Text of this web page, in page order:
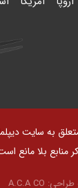
به سایت
منابع بلا مانع
طراحی: A.C.A CO